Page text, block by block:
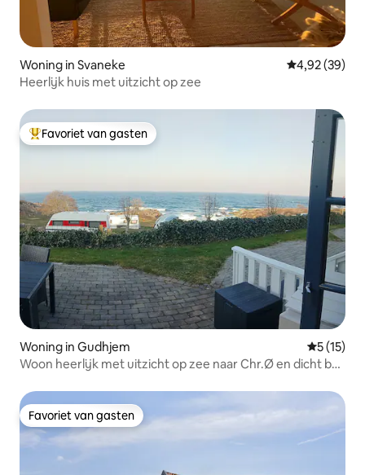
Woning in Svaneke Gemiddelde
4,92 (39)
Heerlijk huis met uitzicht op zee
Topfavoriet van gasten
Favoriet van gasten
Woning in Gudhjem
5 (15)
Woon heerlijk met uitzicht op zee naar Chr.Ø en dicht bij
Favoriet van gasten
Favoriet van gasten